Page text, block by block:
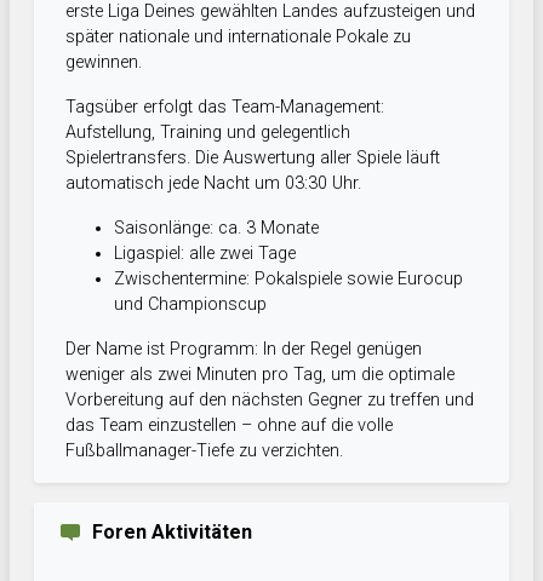
erste Liga Deines gewählten Landes aufzusteigen und
später nationale und internationale Pokale zu
gewinnen.
Tagsüber erfolgt das Team-Management:
Aufstellung, Training und gelegentlich
Spielertransfers. Die Auswertung aller Spiele läuft
automatisch jede Nacht um 03:30 Uhr.
Saisonlänge: ca. 3 Monate
Ligaspiel: alle zwei Tage
Zwischentermine: Pokalspiele sowie Eurocup
und Championscup
Der Name ist Programm: In der Regel genügen
weniger als zwei Minuten pro Tag, um die optimale
Vorbereitung auf den nächsten Gegner zu treffen und
das Team einzustellen – ohne auf die volle
Fußballmanager-Tiefe zu verzichten.
Foren Aktivitäten